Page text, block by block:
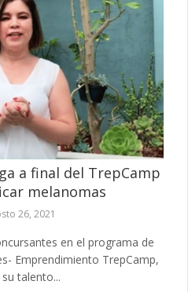
a final del TrepCamp
melanomas
26, 2021
en el programa de
Emprendimiento TrepCamp,
talento...